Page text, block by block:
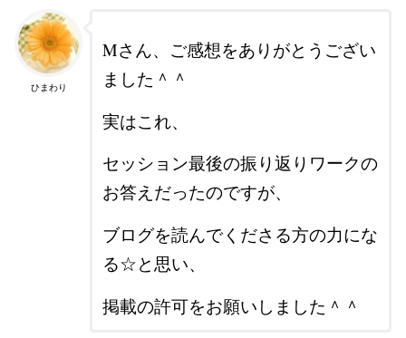
ひまわり
Mさん、ご感想をありがとうござい
ました＾＾
実はこれ、
セッション最後の振り返りワークの
お答えだったのですが、
ブログを読んでくださる方の力にな
る☆と思い、
掲載の許可をお願いしました＾＾